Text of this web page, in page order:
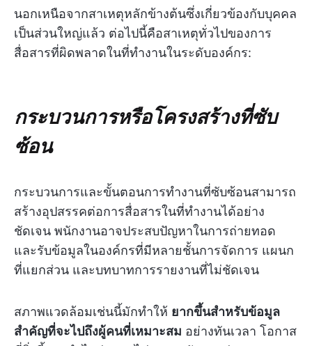
นอกเหนือจากสาเหตุหลักข้างต้นซึ่งเกี่ยวข้องกับบุคคล
เป็นส่วนใหญ่แล้ว ต่อไปนี้คือสาเหตุทั่วไปของการ
สื่อสารที่ผิดพลาดในที่ทำงานในระดับองค์กร:
กระบวนการหรือโครงสร้างที่ซับ
ซ้อน
กระบวนการและขั้นตอนการทำงานที่ซับซ้อนสามารถ
สร้างอุปสรรคต่อการสื่อสารในที่ทำงานได้อย่าง
ชัดเจน พนักงานอาจประสบปัญหาในการถ่ายทอด
และรับข้อมูลในองค์กรที่มีหลายชั้นการจัดการ แผนก
ที่แยกส่วน และบทบาทการรายงานที่ไม่ชัดเจน
สภาพแวดล้อมเช่นนี้มักทำให้ ยากขึ้นสำหรับข้อมูล
สำคัญที่จะไปถึงผู้คนที่เหมาะสม อย่างทันเวลา โอกาส